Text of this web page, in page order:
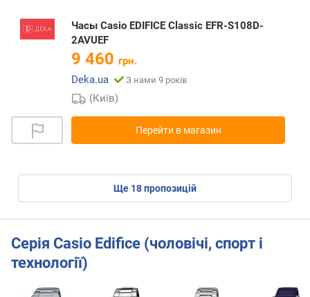
Часы Casio EDIFICE Classic EFR-S108D-
2AVUEF
9 460 грн.
Deka.ua
З нами 9 років
(Київ)
Перейти в магазин
ще 18пропозицій
Серія Casio Edifice (чоловічі, спорт і
технології)